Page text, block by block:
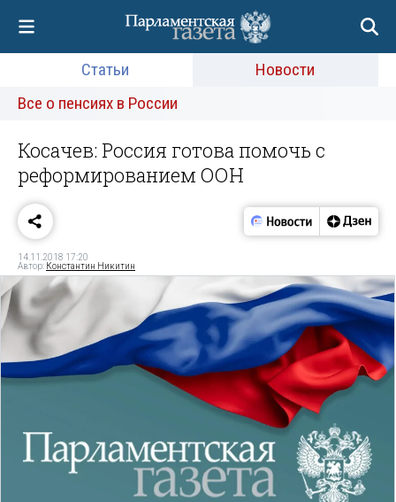
Статьи
Новости
Все о пенсиях в России
Косачев: Россия готова помочь с
реформированием ООН
14.11.2018 17:20
Автор: Константин Никитин